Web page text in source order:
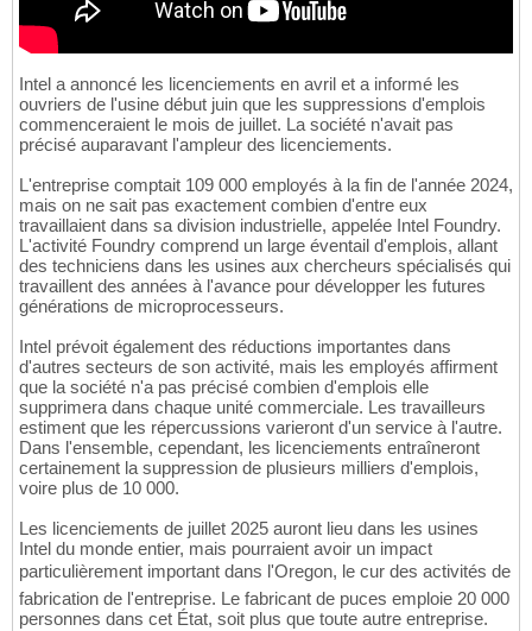
Intel a annoncé les licenciements en avril et a informé les
ouvriers de l'usine début juin que les suppressions d'emplois
commenceraient le mois de juillet. La société n'avait pas
précisé auparavant l'ampleur des licenciements.
L'entreprise comptait 109 000 employés à la fin de l'année 2024,
mais on ne sait pas exactement combien d'entre eux
travaillaient dans sa division industrielle, appelée Intel Foundry.
L'activité Foundry comprend un large éventail d'emplois, allant
des techniciens dans les usines aux chercheurs spécialisés qui
travaillent des années à l'avance pour développer les futures
générations de microprocesseurs.
Intel prévoit également des réductions importantes dans
d'autres secteurs de son activité, mais les employés affirment
que la société n'a pas précisé combien d'emplois elle
supprimera dans chaque unité commerciale. Les travailleurs
estiment que les répercussions varieront d'un service à l'autre.
Dans l'ensemble, cependant, les licenciements entraîneront
certainement la suppression de plusieurs milliers d'emplois,
voire plus de 10 000.
Les licenciements de juillet 2025 auront lieu dans les usines
Intel du monde entier, mais pourraient avoir un impact
particulièrement important dans l'Oregon, le cur des activités de
fabrication de l'entreprise. Le fabricant de puces emploie 20 000
personnes dans cet État, soit plus que toute autre entreprise.